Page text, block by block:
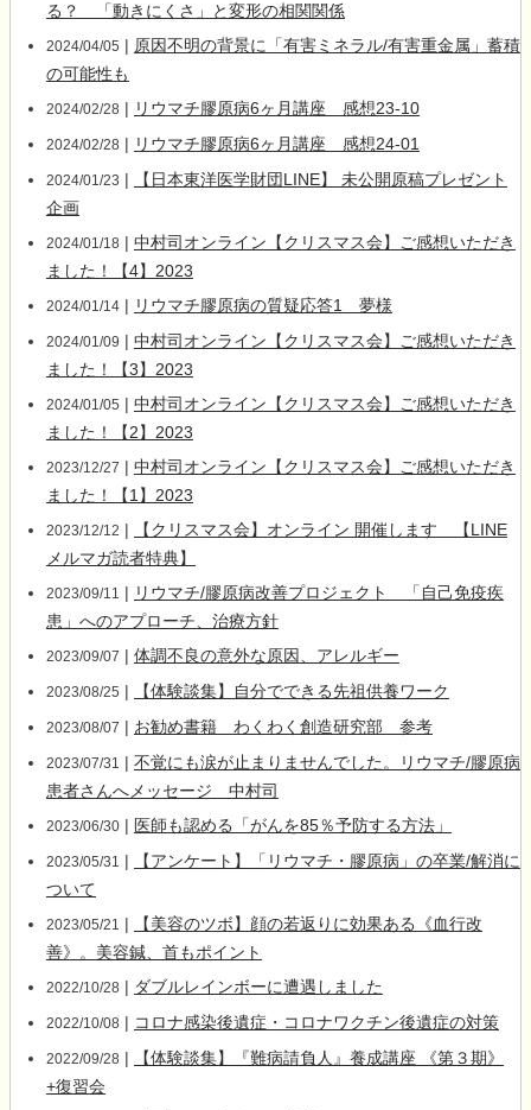
る？ 「動きにくさ」と変形の相関関係
2024/04/05 | 原因不明の背景に「有害ミネラル/有害重金属」蓄積
の可能性も
2024/02/28 | リウマチ膠原病6ヶ月講座 感想23-10
2024/02/28 | リウマチ膠原病6ヶ月講座 感想24-01
2024/01/23 |
【日本東洋医学財団LINE】 未公開原稿プレゼント
企画
2024/01/18 | 中村司オンライン【クリスマス会】ご感想いただき
ました！【4】2023
2024/01/14| リウマチ膠原病の質疑応答1 夢様
2024/01/09 | 中村司オンライン【クリスマス会】ご感想いただき
ました！【3】2023
2024/01/05 | 中村司オンライン【クリスマス会】ご感想いただき
ました！【2】2023
2023/12/27 | 中村司オンライン【クリスマス会】ご感想いただき
ました！【1】2023
2023/12/12 |
【クリスマス会】オンライン 開催します 【LINE
メルマガ読者特典】
2023/09/11 | リウマチ/膠原病改善プロジェクト 「自己免疫疾
患」へのアプローチ、治療方針
2023/09/07 | 体調不良の意外な原因、アレルギー
2023/08/25 | 【体験談集】自分でできる先祖供養ワーク
2023/08/07 | お勧め書籍 わくわく創造研究部 参考
2023/07/31 | 不覚にも涙が止まりませんでした。リウマチ/膠原病
患者さんへメッセージ 中村司
2023/06/30| 医師も認める「がんを85％予防する方法」
2023/05/31 |
【アンケート】「リウマチ・膠原病」の卒業/解消に
ついて
2023/05/21 |
【美容のツボ】顔の若返りに効果ある《血行改
善》。美容鍼、首もポイント
2022/10/28 | ダブルレインボーに遭遇しました
2022/10/08 | コロナ感染後遺症・コロナワクチン後遺症の対策
2022/09/28 |
【体験談集】『難病請負人』養成講座 《第３期》
+復習会